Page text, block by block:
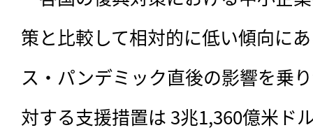
策と比較して相対的に低い傾向に
ス・パンデミック直後の影響を乗
対する支援措置は 3兆1,360億米ド